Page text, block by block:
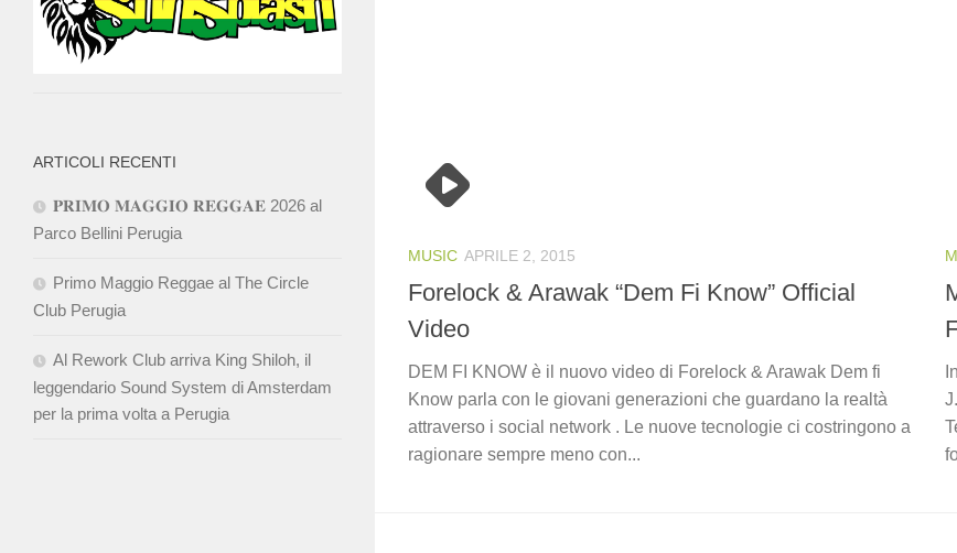
MUSIC APRILE 2, 2015
Forelock & Arawak “Dem Fi Know” Official
Video
DEM FI KNOW è il nuovo video di Forelock & Arawak Dem fi
Know parla con le giovani generazioni che guardano la realtà
attraverso i social network . Le nuove tecnologie ci costringono a
ragionare sempre meno con...
ARTICOLI RECENTI
𝐏𝐑𝐈𝐌𝐎 𝐌𝐀𝐆𝐆𝐈𝐎 𝐑𝐄𝐆𝐆𝐀𝐄 2026 al
Parco Bellini Perugia
Primo Maggio Reggae al The Circle
Club Perugia
Al Rework Club arriva King Shiloh, il
leggendario Sound System di Amsterdam
per la prima volta a Perugia